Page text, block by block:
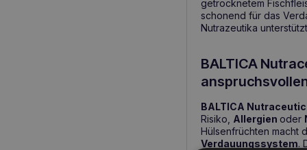
getrocknetem
schonend für das
Nutrazeutika
BALTICA
BALTICA
Risiko, Allergien oder
Hülsenfrüchten macht
Verdauungssystem.